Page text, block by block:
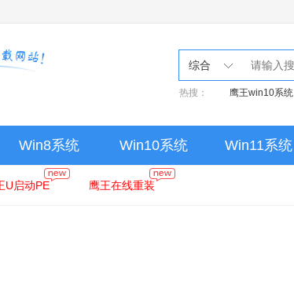
综合
热搜： 鹰王win10系统
Win8系统 Win10系统 Win11系统
U启动PE 鹰王在线重装